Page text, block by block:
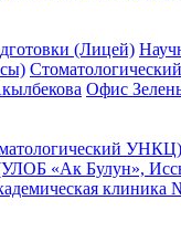
(Лицей)
Офис
УНКЦ)
«Ак Булун»,
клиника